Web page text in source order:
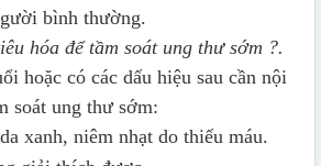
bình thường.
hóa để tầm soát ung thư sớm ?.
hoặc có các dấu hiệu sau cần nội
soát ung thư sớm:
xanh, niêm nhạt do thiếu máu.